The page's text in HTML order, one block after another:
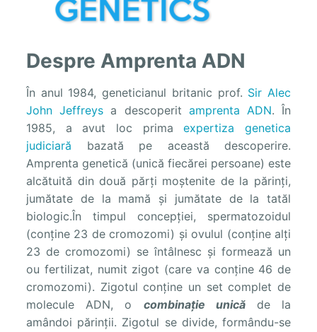
Despre Amprenta ADN
În anul 1984, geneticianul britanic prof. Sir Alec
John Jeffreys a descoperit amprenta ADN. În
1985, a avut loc primaexpertiza genetica
judiciară bazată pe această descoperire.
Amprenta genetică (unică fiecărei persoane) este
alcătuită din două părți moștenite de la părinți,
jumătate de la mamă și jumătate de la tatăl
biologic.În timpul concepției, spermatozoidul
(conține 23 de cromozomi) și ovulul (conține alți
23 de cromozomi) se întâlnesc și formează un
ou fertilizat, numit zigot (care va conține 46 de
cromozomi). Zigotul conține un set complet de
molecule ADN, o combinație unicăde la
amândoi părinții. Zigotul se divide, formându-se